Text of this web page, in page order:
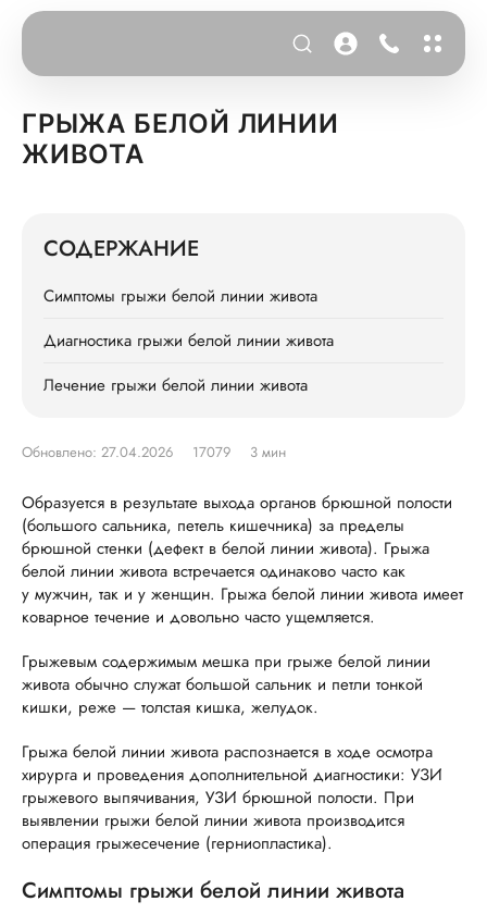
ГРЫЖА БЕЛОЙ ЛИНИИ
ЖИВОТА
Обновлено: 27.04.2026 17079 3 мин
Образуется в результате выхода органов брюшной полости
(большого сальника, петель кишечника) за пределы
брюшной стенки (дефект в белой линии живота). Грыжа
белой линии живота встречается одинаково часто как
у мужчин, так и у женщин. Грыжа белой линии живота имеет
коварное течение и довольно часто ущемляется.
Грыжевым содержимым мешка при грыже белой линии
живота обычно служат большой сальник и петли тонкой
кишки, реже — толстая кишка, желудок.
Грыжа белой линии живота распознается в ходе осмотра
хирурга и проведения дополнительной диагностики: УЗИ
грыжевого выпячивания, УЗИ брюшной полости. При
выявлении грыжи белой линии живота производится
операция грыжесечение (герниопластика).
Симптомы грыжи белой линии живота
СОДЕРЖАНИЕ
Симптомы грыжи белой линии живота
Диагностика грыжи белой линии живота
Лечение грыжи белой линии живота